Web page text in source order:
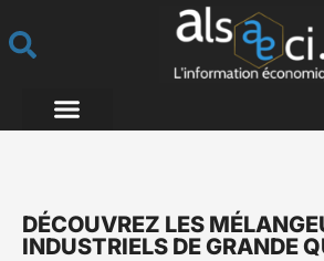
DÉCOUVREZ LES
INDUSTRIELS DE GRANDE